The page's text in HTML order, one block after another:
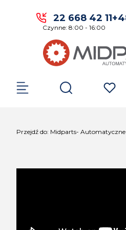
22 668 42 11
Czynne: 8:00 - 16:00
Otwórz
Przejdź do: Midparts- Automatyczne skrzynie